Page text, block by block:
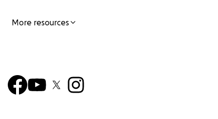
More resources